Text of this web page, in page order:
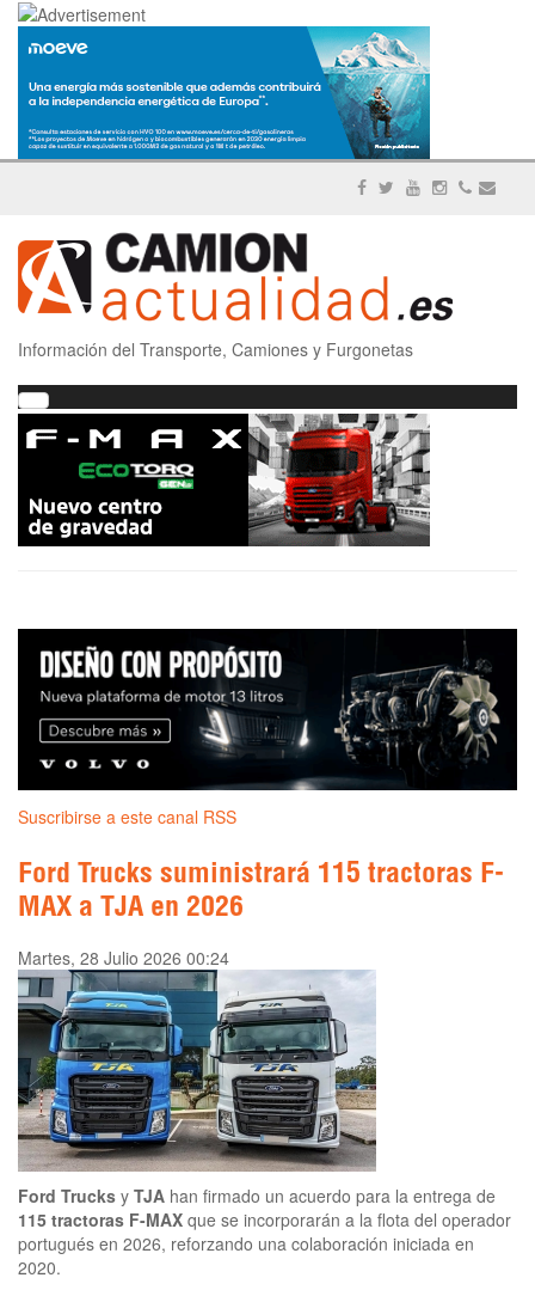
Información del Transporte, Camiones y Furgonetas
Suscribirse a este canal RSS
Ford Trucks suministrará 115 tractoras F-
MAX a TJA en 2026
Martes, 28 Julio 2026 00:24
Ford Trucks y TJA han firmado un acuerdo para la entrega de
115 tractoras F-MAX que se incorporarán a la flota del operador
portugués en 2026, reforzando una colaboración iniciada en
2020.